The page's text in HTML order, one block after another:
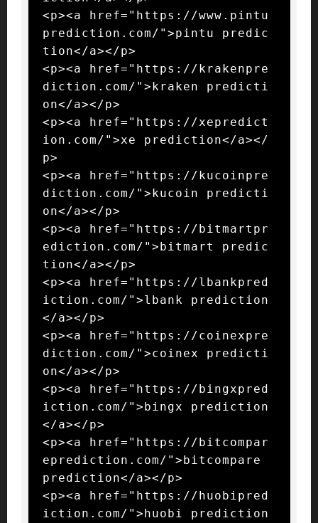
<p><a href="https://www.pintu
prediction.com/">pintu predic
tion</a></p>
<p><a href="https://krakenpre
diction.com/">kraken predicti
on</a></p>
<p><a href="https://xepredict
ion.com/">xe prediction</a></
p>
<p><a href="https://kucoinpre
diction.com/">kucoin predicti
on</a></p>
<p><a href="https://bitmartpr
ediction.com/">bitmart predic
tion</a></p>
<p><a href="https://lbankpred
iction.com/">lbank prediction
</a></p>
<p><a href="https://coinexpre
diction.com/">coinex predicti
on</a></p>
<p><a href="https://bingxpred
iction.com/">bingx prediction
</a></p>
<p><a href="https://bitcompar
eprediction.com/">bitcompare
prediction</a></p>
<p><a href="https://huobipred
iction.com/">huobi prediction